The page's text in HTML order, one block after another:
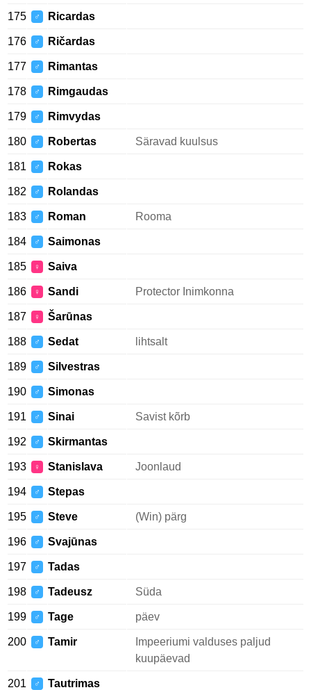
175 ♂ Ricardas
176 ♂ Ričardas
177 ♂ Rimantas
178 ♂ Rimgaudas
179 ♂ Rimvydas
180 ♂ Robertas Säravad kuulsus
181 ♂ Rokas
182 ♂ Rolandas
183 ♂ Roman Rooma
184 ♂ Saimonas
185 ♀ Saiva
186 ♀ Sandi Protector Inimkonna
187 ♀ Šarūnas
188 ♂ Sedat lihtsalt
189 ♂ Silvestras
190 ♂ Simonas
191 ♂ Sinai Savist kõrb
192 ♂ Skirmantas
193 ♀ Stanislava Joonlaud
194 ♂ Stepas
195 ♂ Steve (Win) pärg
196 ♂ Svajūnas
197 ♂ Tadas
198 ♂ Tadeusz Süda
199 ♂ Tage päev
200 ♂ Tamir
Impeeriumi valduses paljud
kuupäevad
201 ♂ Tautrimas